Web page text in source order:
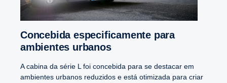
Conce­bida especi­fi­ca­mente para
ambientes urbanos
A cabina da série L foi concebida para se destacar em
ambientes urbanos reduzidos e está otimizada para criar